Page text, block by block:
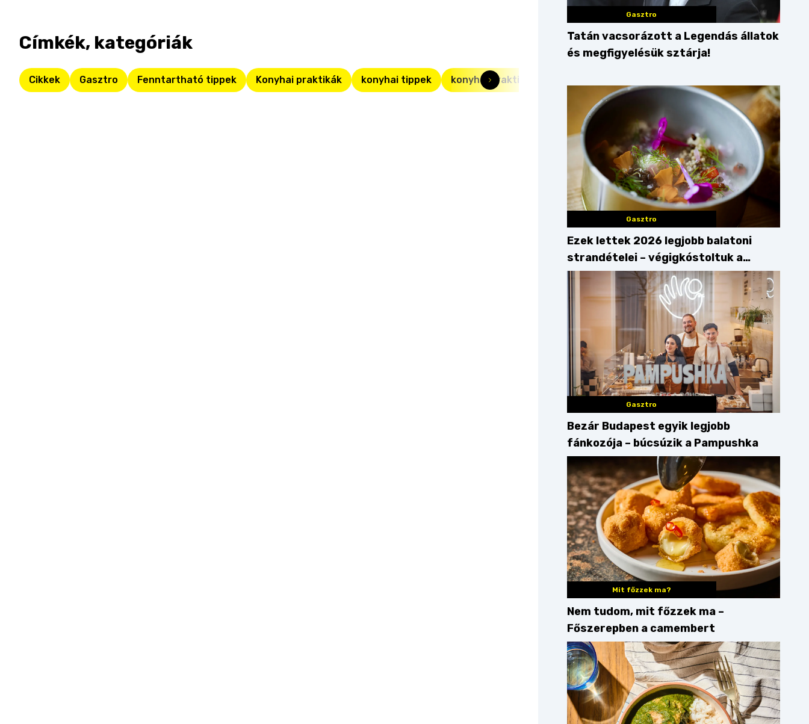
Címkék, kategóriák
Cikkek Gasztro Fenntartható tippek Konyhai praktikák konyhai tippek konyhai praktikák
Gasztro
Tatán vacsorázott a Legendás állatok
és megfigyelésük sztárja!
Gasztro
Ezek lettek 2026 legjobb balatoni
strandételei – végigkóstoltuk a
győzteseket
Gasztro
Bezár Budapest egyik legjobb
fánkozója – búcsúzik a Pampushka
Mit főzzek ma?
Nem tudom, mit főzzek ma –
Főszerepben a camembert